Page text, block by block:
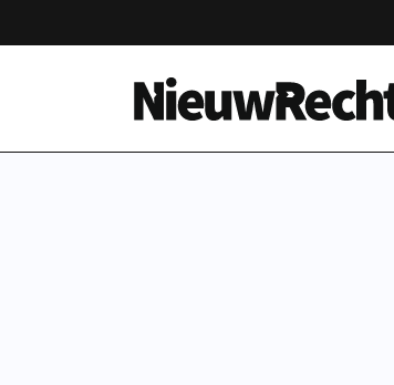
Homepage van NieuwRechts